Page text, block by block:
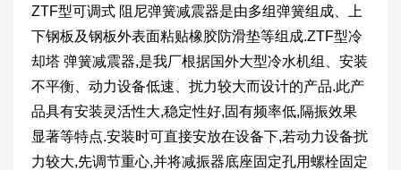
ZTF型可调式 阻尼弹簧减震器是由多组弹簧组成、上
下钢板及钢板外表面粘贴橡胶防滑垫等组成.ZTF型冷
却塔 弹簧减震器,是我厂根据国外大型冷水机组、安装
不平衡、动力设备低速、扰力较大而设计的产品.此产
品具有安装灵活性大,稳定性好,固有频率低,隔振效果
显著等特点.安装时可直接安放在设备下,若动力设备扰
力较大,先调节重心,并将减振器底座固定孔用螺栓固定